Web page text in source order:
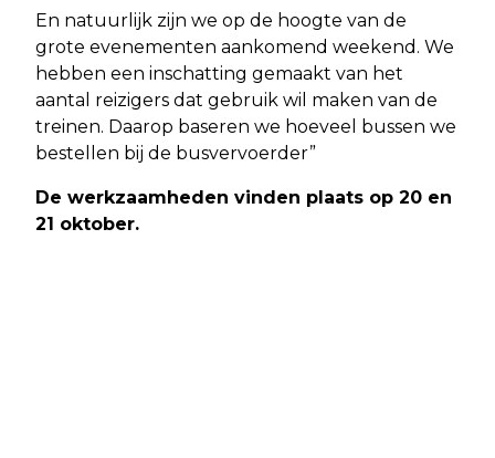
En natuurlijk zijn we op de hoogte van de
grote evenementen aankomend weekend. We
hebben een inschatting gemaakt van het
aantal reizigers dat gebruik wil maken van de
treinen. Daarop baseren we hoeveel bussen we
bestellen bij de busvervoerder”
De werkzaamheden vinden plaats op 20 en
21 oktober.